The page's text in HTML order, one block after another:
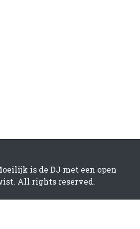
is de DJ met een open
All rights reserved.